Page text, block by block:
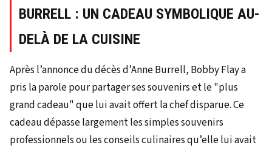
BURRELL : UN CADEAU SYMBOLIQUE AU-
DELÀ DE LA CUISINE
Après l’annonce du décès d’Anne Burrell, Bobby Flay a
pris la parole pour partager ses souvenirs et le "plus
grand cadeau" que lui avait offert la chef disparue. Ce
cadeau dépasse largement les simples souvenirs
professionnels ou les conseils culinaires qu’elle lui avait